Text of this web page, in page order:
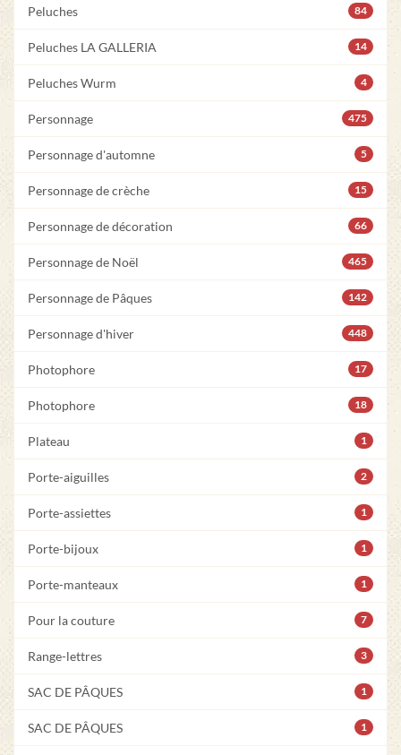
Peluches 84
Peluches LA GALLERIA 14
Peluches Wurm 4
Personnage 475
Personnage d'automne 5
Personnage de crèche 15
Personnage de décoration 66
Personnage de Noël 465
Personnage de Pâques 142
Personnage d'hiver 448
Photophore 17
Photophore 18
Plateau 1
Porte-aiguilles 2
Porte-assiettes 1
Porte-bijoux 1
Porte-manteaux 1
Pour la couture 7
Range-lettres 3
SAC DE PÂQUES 1
SAC DE PÂQUES 1